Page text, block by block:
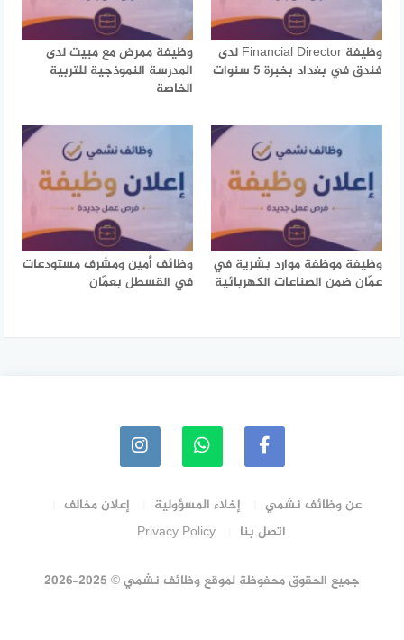
وظيفة Financial Director لدى
فندق في بغداد بخبرة 5 سنوات
وظيفة ممرض مع مبيت لدى
المدرسة النموذجية للتربية
الخاصة
وظيفة موظفة موارد بشرية في
عمّان ضمن الصناعات الكهربائية
وظائف أمين ومشرف مستودعات
في القسطل بعمّان
عن وظائف نشمي إخلاء المسؤولية
إعلان مخالف
اتصل بنا
Privacy Policy
جميع الحقوق محفوظة لموقع وظائف نشمي © 2025-2026